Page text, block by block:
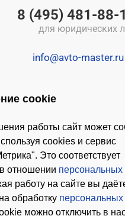
cookie
работы сайт может
cookies и сервис
Это соответствует
отношении
работу на сайте вы
обработку
можно отключить в
8 (495) 481-88-
для юридических
info@avto-master.ru
ООО «Автомастер» —
шиномонтажное
заявки на нашем сайте,